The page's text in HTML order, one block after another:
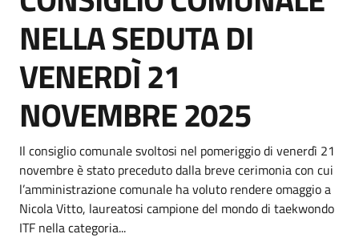
NELLA SEDUTA DI
VENERDÌ 21
NOVEMBRE 2025
Dettagli della notizia
Il consiglio comunale svoltosi nel pomeriggio di venerdì 21
novembre è stato preceduto dalla breve cerimonia con cui
l’amministrazione comunale ha voluto rendere omaggio a
Nicola Vitto, laureatosi campione del mondo di taekwondo
ITF nella categoria...